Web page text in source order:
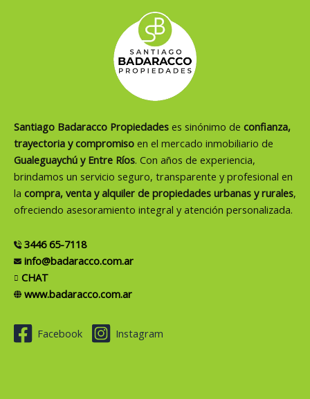
Santiago Badaracco Propiedades es sinónimo de confianza,
trayectoria y compromiso en el mercado inmobiliario de
Gualeguaychú y Entre Ríos. Con años de experiencia,
brindamos un servicio seguro, transparente y profesional en
la compra, venta y alquiler de propiedades urbanas y rurales,
ofreciendo asesoramiento integral y atención personalizada.
3446 65-7118
info@badaracco.com.ar
CHAT
www.badaracco.com.ar
Facebook Instagram